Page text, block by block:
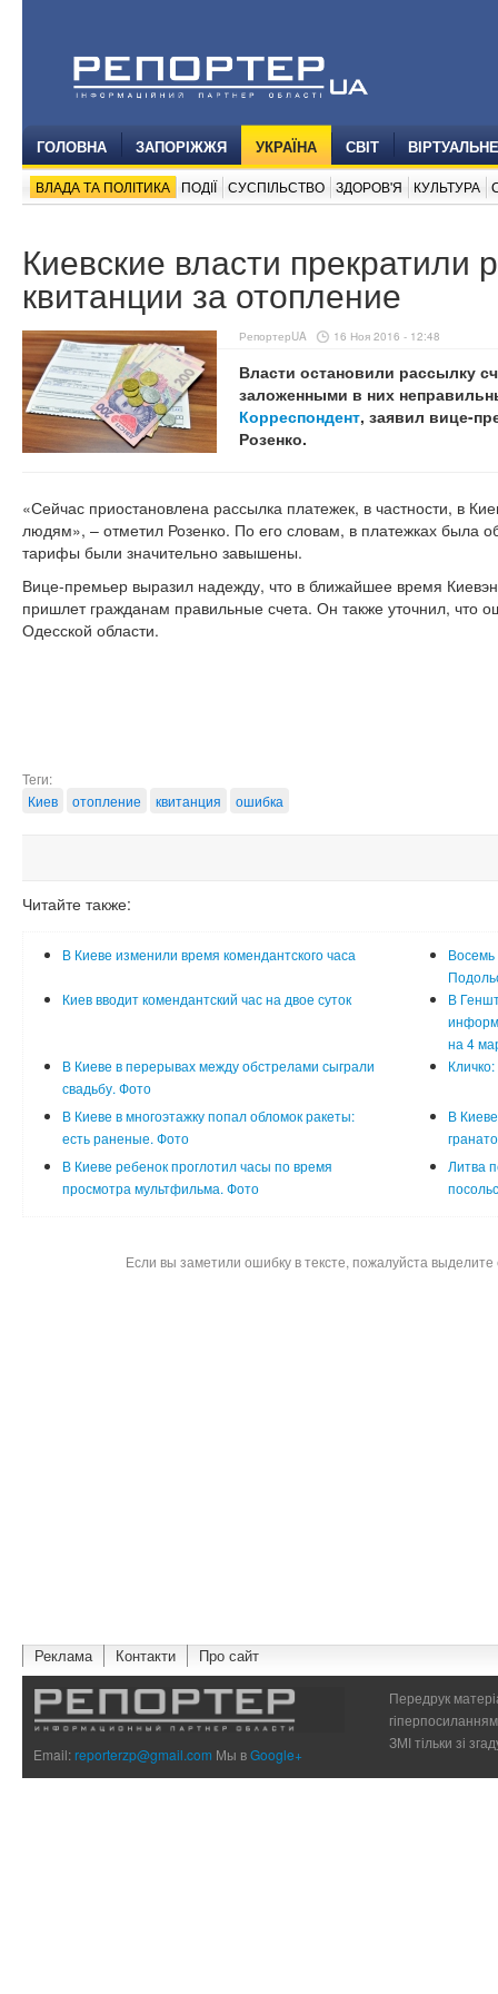
ГОЛОВНА ЗАПОРІЖЖЯ УКРАЇНА СВІТ
ВЛАДА ТА ПОЛІТИКА ПОДІЇ СУСПІЛЬСТВО ЗДОРОВ'Я КУЛЬТУРА
Киевские власти прекратили
квитанции за отопление
РепортерUA 16 Ноя 2016 - 12:48
Власти остановили рассылку
заложенными в них
Корреспондент, заявил вице-
Розенко.
«Сейчас приостановлена рассылка платежек, в частности, в
людям», – отметил Розенко. По его словам, в платежках была
тарифы были значительно завышены.
Вице-премьер выразил надежду, что в ближайшее время
пришлет гражданам правильные счета. Он также уточнил, что
Одесской области.
Теги:
Киев
отопление квитанция ошибка
Читайте также:
В Киеве изменили время комендантского часа
Восемь
Киев вводит комендантский час на двое суток
В
на 4
В Киеве в перерывах между обстрелами сыграли
свадьбу. Фото
В Киеве в многоэтажку попал обломок ракеты:
есть раненые. Фото
В
В Киеве ребенок проглотил часы по время
просмотра мультфильма. Фото
Литва
Если вы заметили ошибку в тексте, пожалуйста
Реклама Контакти Про сайт
Email:reporterzp@gmail.com Мы вGoogle+
Передрук
ЗМІ тільки зі